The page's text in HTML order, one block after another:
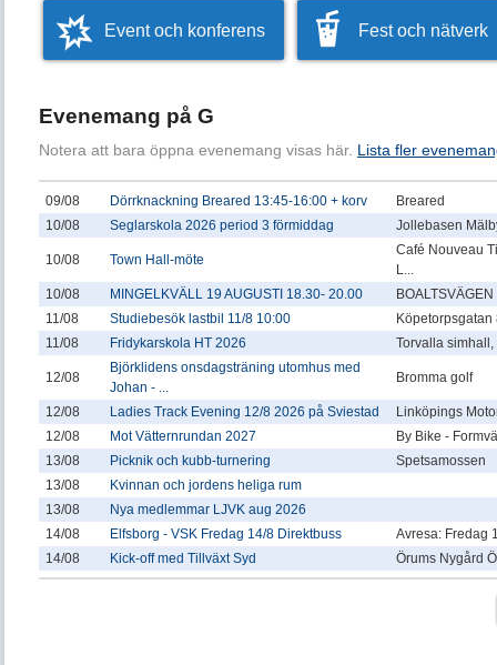
Event och konferens Fest och nätverk
Evenemang på G
Notera att bara öppna evenemang visas här. Lista fler
09/08 Dörrknackning Breared 13:45-16:00 + korv
Breared
10/08
Seglarskola 2026 period 3 förmiddag Jollebasen
10/08 Town Hall-möte
Café Nouveau
L...
10/08
MINGELKVÄLL 19 AUGUSTI 18.30- 20.00
11/08
Studiebesök lastbil 11/8 10:00
Köpetorpsgatan
11/08
Fridykarskola HT 2026 Torvalla
12/08
Björklidens onsdagsträning utomhus med
Johan - ...
Bromma golf
12/08 Ladies Track Evening 12/8 2026 på Sviestad
Linköpings
12/08
Mot Vätternrundan 2027
By Bike -
13/08
Picknik och kubb-turnering
Spetsamossen
13/08
Kvinnan och jordens heliga rum
13/08
Nya medlemmar LJVK aug 2026
14/08
Elfsborg - VSK Fredag 14/8 Direktbuss
Avresa: Fredag
14/08
Kick-off med Tillväxt Syd Örums Nygård